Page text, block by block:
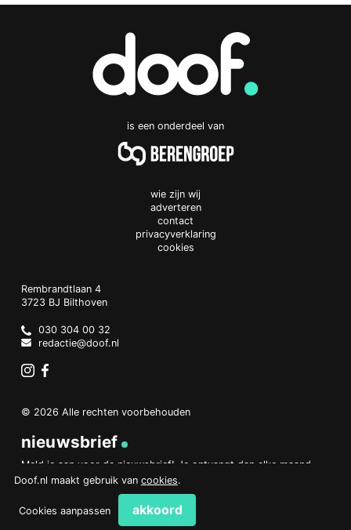
is een onderdeel van
wie zijn wij
adverteren
contact
privacyverklaring
cookies
Doof.nl
work
Rembrandtlaan 4
3723 BJ Bilthoven
Netherlands
030 304 00 32
redactie@doof.nl
© 2026 Alle rechten voorbehouden
nieuwsbrief
Meld je aan voor de nieuwsbrief! Je ontvangt dan elke maand
een overzicht van het belangrijkste nieuws.
aanmelden
Doof.nl maakt gebruik van cookies.
Cookies aanpassen akkoord